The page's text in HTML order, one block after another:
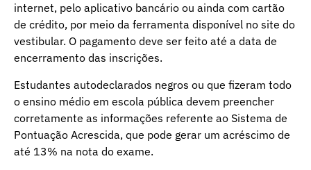
internet, pelo aplicativo bancário ou ainda com cartão
de crédito, por meio da ferramenta disponível no site do
vestibular. O pagamento deve ser feito até a data de
encerramento das inscrições.
Estudantes autodeclarados negros ou que fizeram todo
o ensino médio em escola pública devem preencher
corretamente as informações referente ao Sistema de
Pontuação Acrescida, que pode gerar um acréscimo de
até 13% na nota do exame.